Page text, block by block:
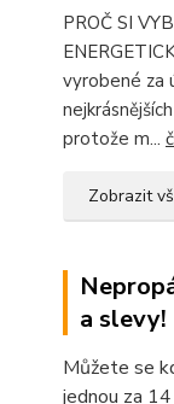
PROČ SI
vyrobené za
protože m...
Zobrazit
a slevy!
Můžete se
jednou za 14